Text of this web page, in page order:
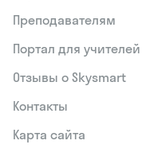
Преподавателям
Портал для учителей
Отзывы о Skysmart
Контакты
Карта сайта